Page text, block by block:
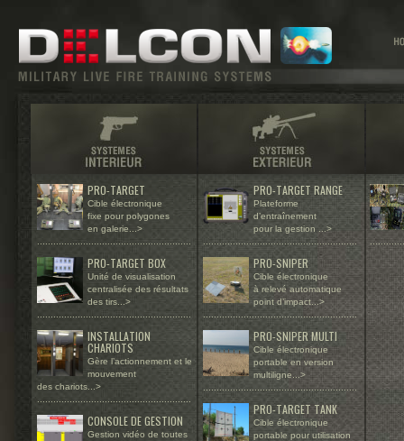
PRO-TARGET
Cible électronique
fixe pour polygones
en galerie...>
PRO-TARGET BOX
Unité de visualisation
centralisée des résultats
des tirs...>
INSTALLATION
CHARIOTS
Gère l’actionnement et le
mouvement
des chariots...>
CONSOLE DE GESTION
Gestion vidéo de toutes
PRO-TARGET RANGE
Plateforme
d’entraînement
pour la gestion ...>
.........................................................
PRO-SNIPER
Cible électronique
à relevé automatique
point d’impact...>
.........................................................
PRO-SNIPER MULTI
Cible électronique
portable en version
multiligne...>
.........................................................
PRO-TARGET TANK
Cible électronique
portable pour utilisation